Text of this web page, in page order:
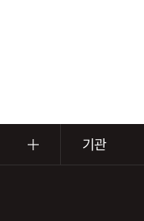
기관